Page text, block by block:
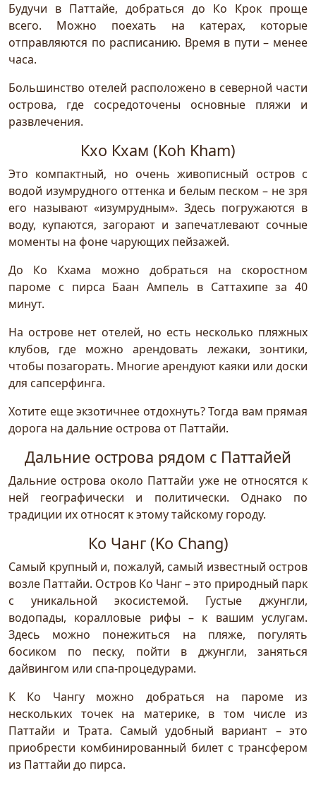
Будучи в Паттайе, добраться до Ко Крок проще
всего. Можно поехать на катерах, которые
отправляются по расписанию. Время в пути – менее
часа.
Большинство отелей расположено в северной части
острова, где сосредоточены основные пляжи и
развлечения.
Кхо Кхам (Koh Kham)
Это компактный, но очень живописный остров с
водой изумрудного оттенка и белым песком – не зря
его называют «изумрудным». Здесь погружаются в
воду, купаются, загорают и запечатлевают сочные
моменты на фоне чарующих пейзажей.
До Ко Кхама можно добраться на скоростном
пароме с пирса Баан Ампель в Саттахипе за 40
минут.
На острове нет отелей, но есть несколько пляжных
клубов, где можно арендовать лежаки, зонтики,
чтобы позагорать. Многие арендуют каяки или доски
для сапсерфинга.
Хотите еще экзотичнее отдохнуть? Тогда вам прямая
дорога на дальние острова от Паттайи.
Дальние острова рядом с Паттайей
Дальние острова около Паттайи уже не относятся к
ней географически и политически. Однако по
традиции их относят к этому тайскому городу.
Ко Чанг (Ko Chang)
Самый крупный и, пожалуй, самый известный остров
возле Паттайи. Остров Ко Чанг – это природный парк
с уникальной экосистемой. Густые джунгли,
водопады, коралловые рифы – к вашим услугам.
Здесь можно понежиться на пляже, погулять
босиком по песку, пойти в джунгли, заняться
дайвингом или спа-процедурами.
К Ко Чангу можно добраться на пароме из
нескольких точек на материке, в том числе из
Паттайи и Трата. Самый удобный вариант – это
приобрести комбинированный билет с трансфером
из Паттайи до пирса.